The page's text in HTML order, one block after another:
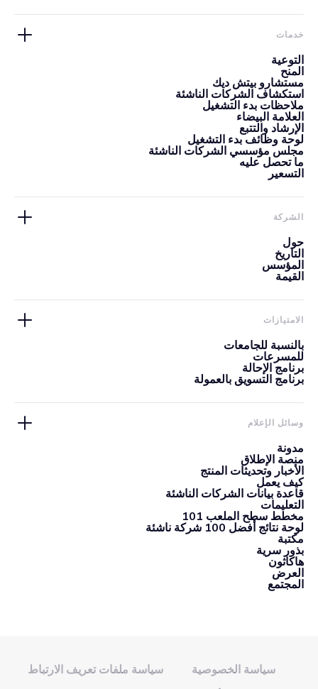
خدمات
التوعية
المنح
مستشارو بيتش ديك
استكشاف الشركات الناشئة
ملاحظات بدء التشغيل
العلامة البيضاء
الإرشاد والتتبع
لوحة وظائف بدء التشغيل
مجلس مؤسسي الشركات الناشئة
ما تحصل عليه
التسعير
الشركة
حول
التاريخ
المؤسس
القيمة
الامتيازات
بالنسبة للجامعات
للمسرعات
برنامج الإحالة
برنامج التسويق بالعمولة
وسائل الإعلام
مدونة
منصة الإطلاق
الأخبار وتحديثات المنتج
كيف يعمل
قاعدة بيانات الشركات الناشئة
التعليمات
مخطط سطح الملعب 101
لوحة نتائج أفضل 100 شركة ناشئة
مكتبة
بذور سرية
هاكاثون
العرض
المجتمع
سياسة الخصوصية
سياسة ملفات تعريف الارتباط